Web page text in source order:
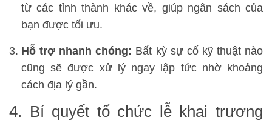
từ các tỉnh thành khác về, giúp ngân sách của
bạn được tối ưu.
Hỗ trợ nhanh chóng: Bất kỳ sự cố kỹ thuật nào
cũng sẽ được xử lý ngay lập tức nhờ khoảng
cách địa lý gần.
4. Bí quyết tổ chức lễ khai trương